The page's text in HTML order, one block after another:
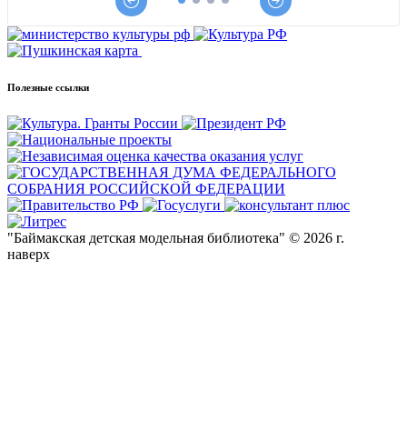
Полезные ссылки
"Баймакская детская модельная библиотека" © 2026 г.
наверх